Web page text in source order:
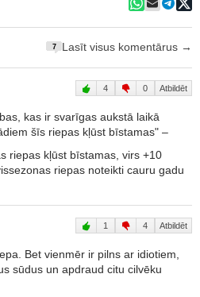
7 Lasīt visus komentārus →
4 0 Atbildēt
kas ir svarīgas aukstā laikā
šīs riepas kļūst bīstamas" –
riepas kļūst bīstamas, virs +10
riepas noteikti cauru gadu
1 4 Atbildēt
Bet vienmēr ir pilns ar idiotiem,
sūdus un apdraud citu cilvēku